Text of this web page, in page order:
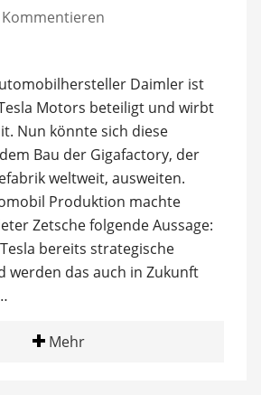
Kommentieren
Daimler ist
Motors beteiligt und wirbt
Nun könnte sich diese
Bau der Gigafactory, der
weltweit, ausweiten.
Produktion machte
Zetsche folgende Aussage:
bereits strategische
werden das auch in Zukunft
Mehr